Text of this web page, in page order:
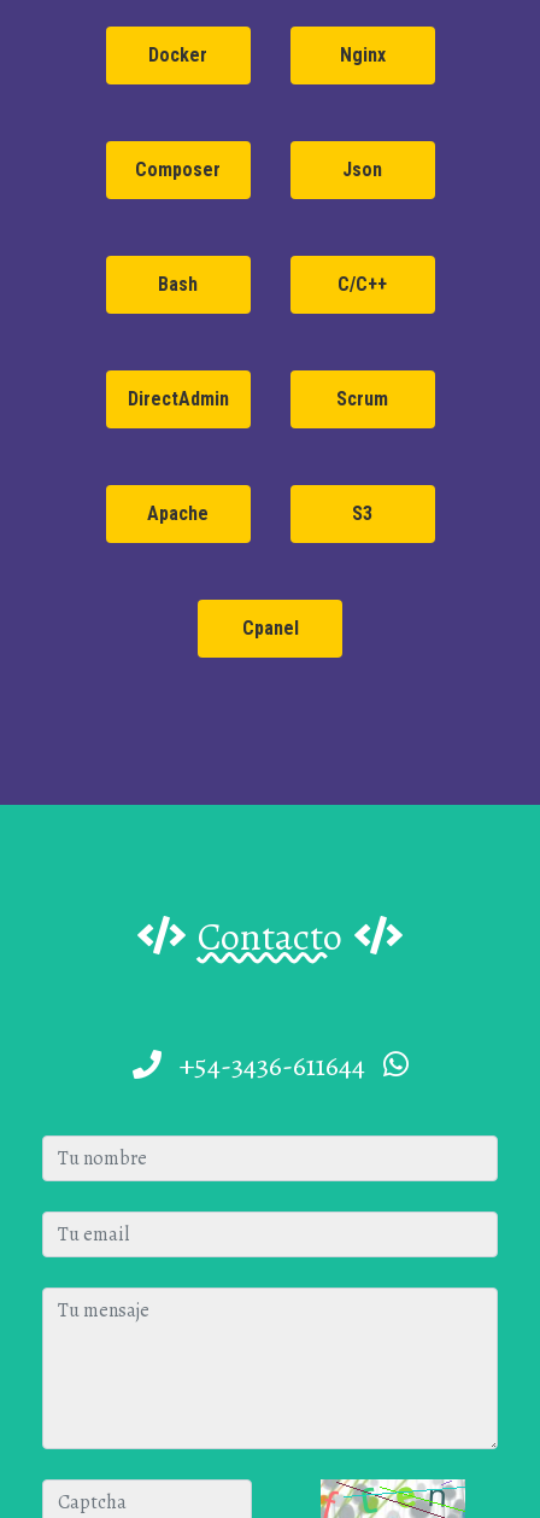
Docker Nginx
Composer Json
Bash C/C++
DirectAdmin Scrum
Apache S3
Cpanel
Contacto
+54-3436-611644